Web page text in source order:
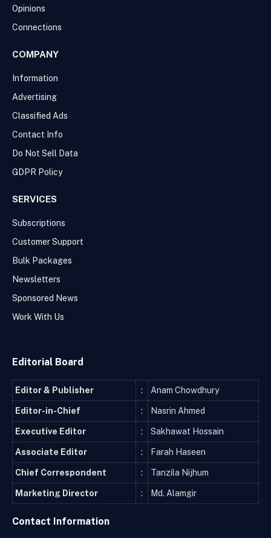
Opinions
Connections
COMPANY
Information
Advertising
Classified Ads
Contact Info
Do Not Sell Data
GDPR Policy
SERVICES
Subscriptions
Customer Support
Bulk Packages
Newsletters
Sponsored News
Work With Us
Editorial Board
Editor & Publisher : Anam Chowdhury
Editor-in-Chief : Nasrin Ahmed
Executive Editor : Sakhawat Hossain
Associate Editor : Farah Haseen
Chief Correspondent : Tanzila Nijhum
Marketing Director : Md. Alamgir
Contact Information